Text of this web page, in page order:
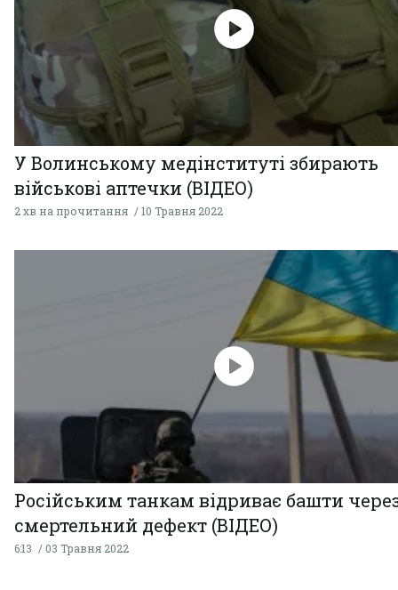
У Волинському медінституті збирають
військові аптечки (ВІДЕО)
2 хв на прочитання 10 Травня 2022
Російським танкам відриває башти
смертельний дефект (ВІДЕО)
6:13 03 Травня 2022